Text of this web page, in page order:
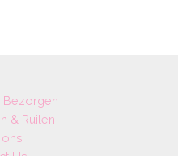
Bezorgen
& Ruilen